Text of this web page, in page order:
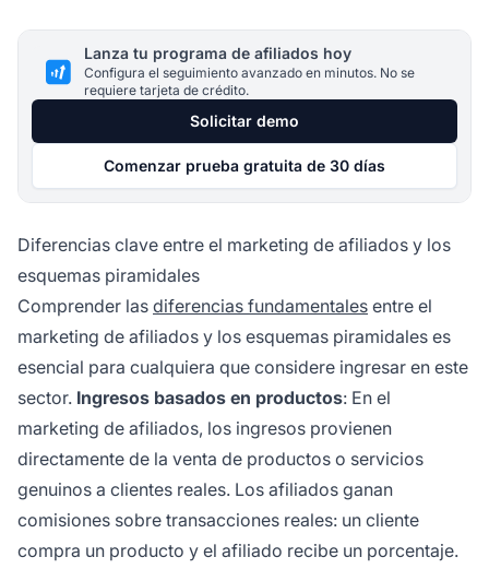
Lanza tu programa de afiliados hoy
Configura el seguimiento avanzado en minutos. No se
requiere tarjeta de crédito.
Solicitar demo
Comenzar prueba gratuita de 30 días
Diferencias clave entre el marketing de afiliados y los
esquemas piramidales
Comprender las diferencias fundamentales entre el
marketing de afiliados y los esquemas piramidales es
esencial para cualquiera que considere ingresar en este
sector. Ingresos basados en productos: En el
marketing de afiliados, los ingresos provienen
directamente de la venta de productos o servicios
genuinos a clientes reales. Los afiliados ganan
comisiones sobre transacciones reales: un cliente
compra un producto y el afiliado recibe un porcentaje.